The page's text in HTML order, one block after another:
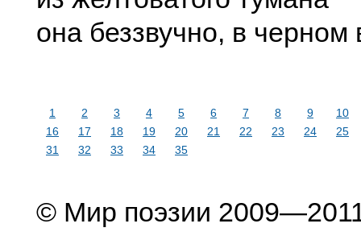
она беззвучно, в черном
1 2 3 4 5 6 7 8 9
10
16
17 18 19 20 21 22 23 24
25
31
32 33 34 35
© Мир поэзии